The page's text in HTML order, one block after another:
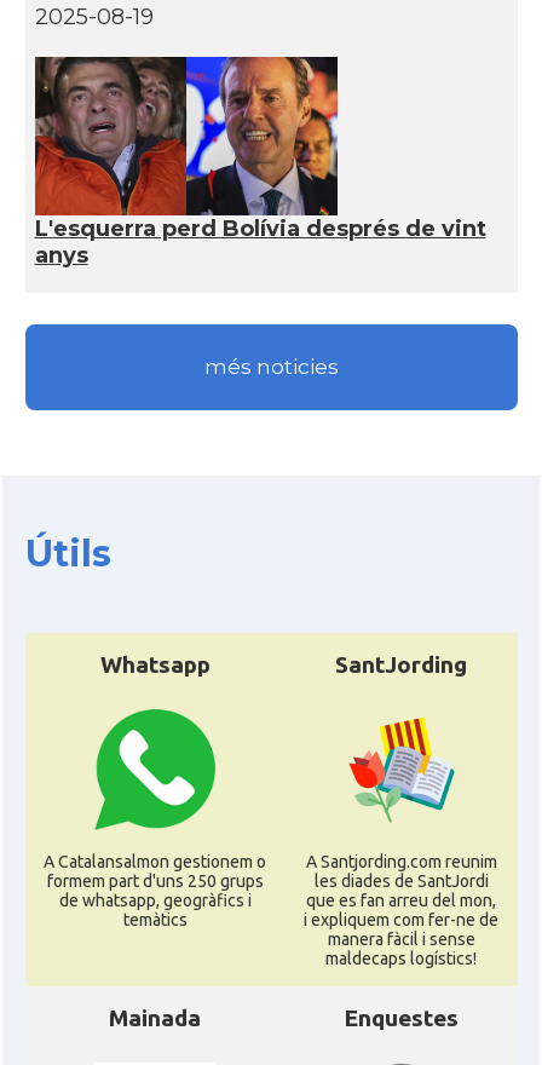
2025-08-19
L'esquerra perd Bolívia després de vint
anys
més noticies
Útils
Whatsapp
A Catalansalmon gestionem o
formem part d'uns 250 grups
de whatsapp, geogràfics i
temàtics
SantJording
A Santjording.com reunim
les diades de SantJordi
que es fan arreu del mon,
i expliquem com fer-ne de
manera fàcil i sense
maldecaps logí­stics!
Mainada Enquestes